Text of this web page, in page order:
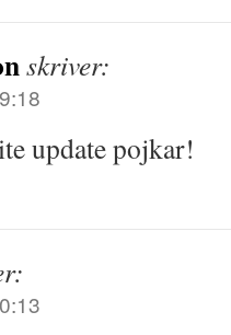
skriver:
update pojkar!